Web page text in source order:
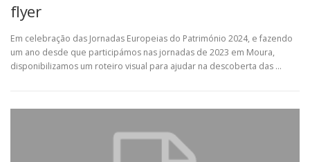
flyer
Em celebração das Jornadas Europeias do Património 2024, e fazendo
um ano desde que participámos nas jornadas de 2023 em Moura,
disponibilizamos um roteiro visual para ajudar na descoberta das …